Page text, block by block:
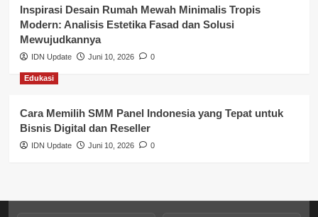
Profil Wilayah Banyuasin
Sosial & Budaya
Sosial & Kesejahteraan
Inspirasi Desain Rumah Mewah Minimalis Tropis
Modern: Analisis Estetika Fasad dan Solusi
Mewujudkannya
IDN Update Juni 10, 2026 0
Edukasi
Cara Memilih SMM Panel Indonesia yang Tepat untuk
Bisnis Digital dan Reseller
IDN Update Juni 10, 2026 0